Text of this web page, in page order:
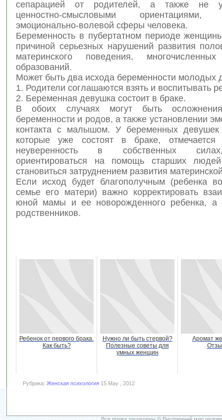
сепарацией от родителей, а также не
ценностно-смысловыми ориентациями,
эмоционально-волевой сферы человека.
Беременность в пубертатном периоде
причиной серьезных нарушений развития
материнского поведения,
образований.
Может быть два исхода беременности молодых
1. Родители соглашаются взять и воспитывать
2. Беременная девушка состоит в браке.
В обоих случаях могут быть
беременности и родов, а также установлении
контакта с малышом. У беременных
которые уже состоят в браке, отмечается
неуверенность в собственных
ориентироваться на помощь старших
становиться затруднением развития
Если исход будет благополучным (ребенка
семье его матери) важно корректировать
юной мамы и ее новорожденного ребенка, а
родственников.
Ребенок от первого брака.
Как быть?
Нужно ли быть стервой?
Полезные советы для
умных женщин
Аромат
Рубрика: Женская психология 15 May , 2012